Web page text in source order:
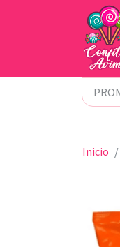
Inicio